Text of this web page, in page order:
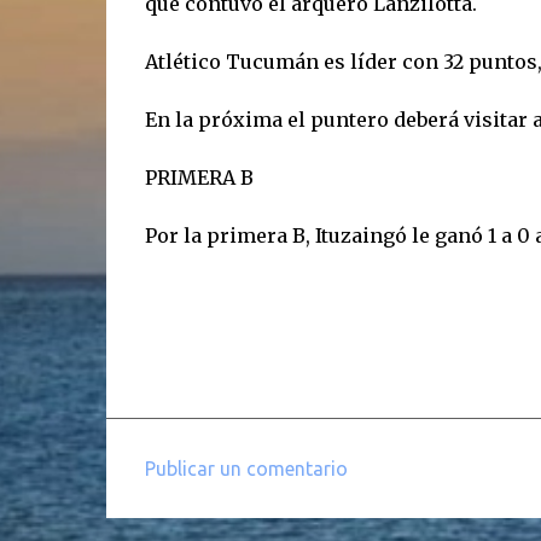
Atlético Tucumán es líder con 32
En la próxima el puntero deberá visitar
PRIMERA B
Por la primera B, Ituzaingó le ganó 1 a 0
o
Publicar un comentario